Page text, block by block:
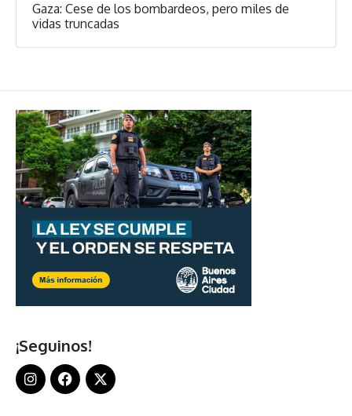
Gaza: Cese de los bombardeos, pero miles de
vidas truncadas
¡Seguinos!